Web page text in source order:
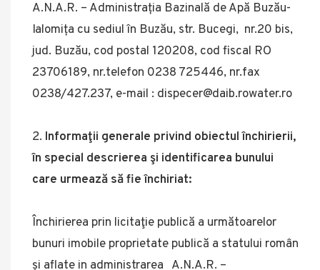
A.N.A.R. – Administrația Bazinală de Apă Buzău-
Ialomița cu sediul în Buzău, str. Bucegi, nr.20 bis,
jud. Buzău, cod postal 120208, cod fiscal RO
23706189, nr.telefon 0238 725446, nr.fax
0238/427.237, e-mail : dispecer@daib.rowater.ro
Informaţii generale privind obiectul închirierii,
în special descrierea şi identificarea bunului
care urmează să fie închiriat:
Închirierea prin licitaţie publică a următoarelor
bunuri imobile proprietate publică a statului român
și aflate in administrarea A.N.A.R. –